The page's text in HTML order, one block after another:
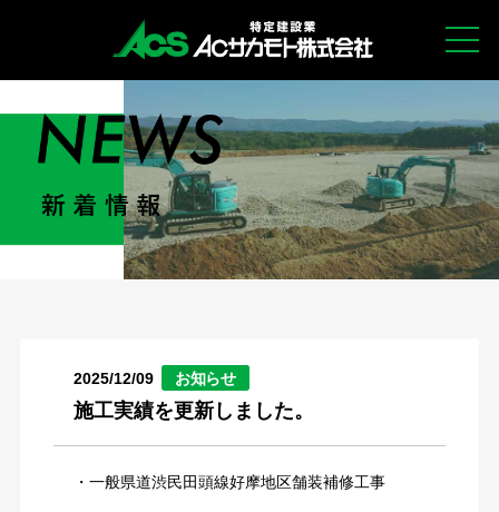
2025/12/09 お知らせ
施工実績を更新しました。
・一般県道渋民田頭線好摩地区舗装補修工事